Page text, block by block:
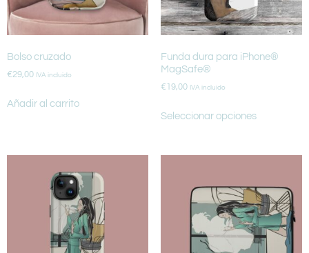
Bolso cruzado
€29,00 IVA incluido
Añadir al carrito
Funda dura para iPhone®
MagSafe®
€ 19,00 IVA incluido
Seleccionar opciones